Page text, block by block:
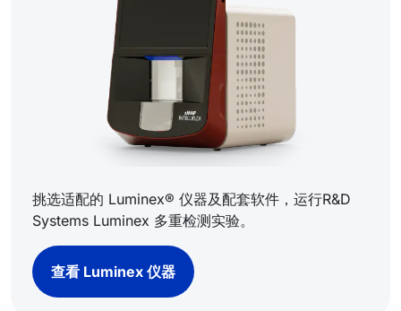
挑选适配的 Luminex® 仪器及配套软件，运行R&D
Systems Luminex 多重检测实验。
查看 Luminex 仪器